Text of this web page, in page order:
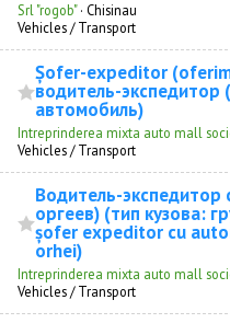
Srl "rogob"· Chisinau
Vehicles / Transport
Șofer-expeditor
водитель-экспедитор
автомобиль)
Intreprinderea mixta auto mall
Vehicles / Transport
Водитель-экспедитор
оргеев) (тип кузова:
șofer expeditor cu
orhei)
Intreprinderea mixta auto mall
Vehicles / Transport